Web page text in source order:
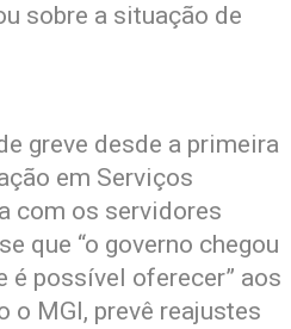
sobre a situação de
greve desde a primeira
em Serviços
com os servidores
que “o governo chegou
é possível oferecer” aos
o MGI, prevê reajustes